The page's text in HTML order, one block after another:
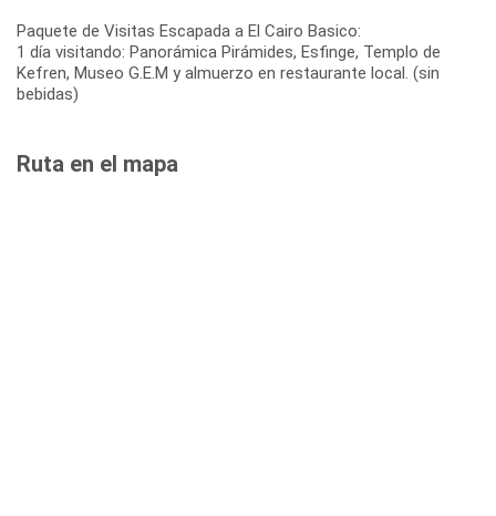
Paquete de Visitas Escapada a El Cairo Basico:
1 día visitando: Panorámica Pirámides, Esfinge, Templo de
Kefren, Museo G.E.M y almuerzo en restaurante local. (sin
bebidas)
Ruta en el mapa